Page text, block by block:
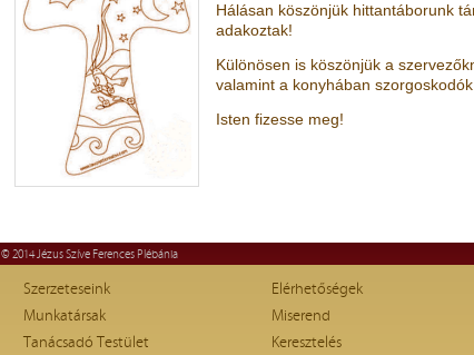
Hálásan köszönjük hittantáborunk
adakoztak!
Különösen is köszönjük a
valamint a konyhában
Isten fizesse meg!
© 2014 Jézus Szíve Ferences Plébánia
Szerzeteseink
Munkatársak
Tanácsadó Testület
Elérhetőségek
Miserend
Keresztelés